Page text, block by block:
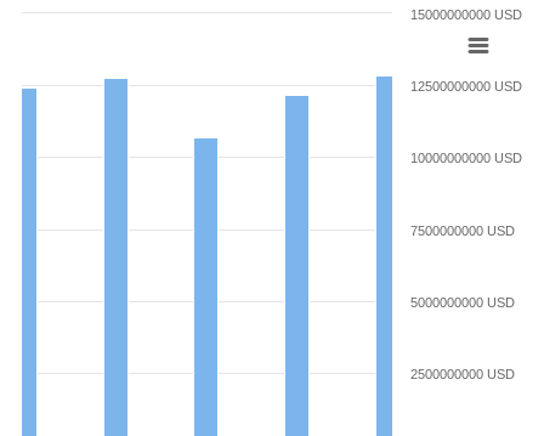
2500000000 USD
5000000000 USD
7500000000 USD
10000000000 USD
12500000000 USD
15000000000 USD